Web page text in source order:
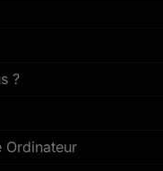
?
Ordinateur